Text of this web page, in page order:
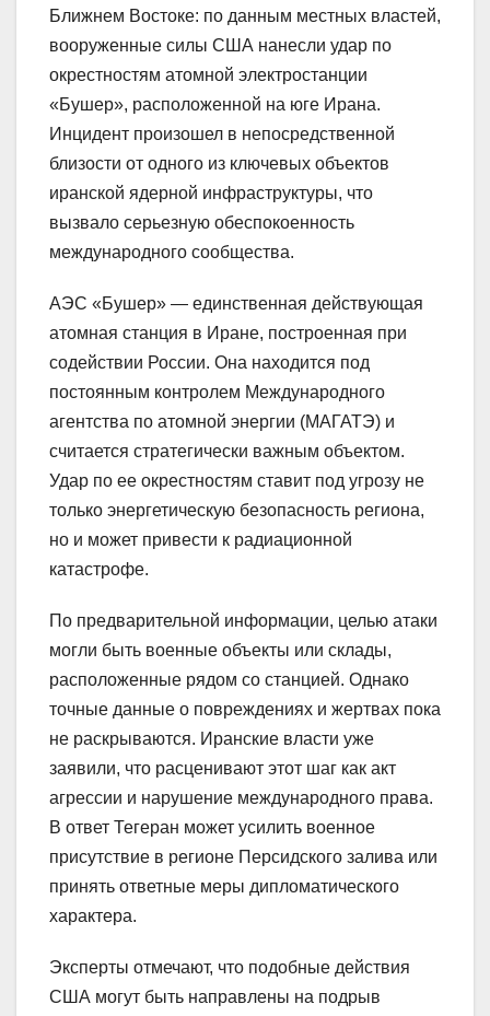
Ближнем Востоке: по данным местных властей,
вооруженные силы США нанесли удар по
окрестностям атомной электростанции
«Бушер», расположенной на юге Ирана.
Инцидент произошел в непосредственной
близости от одного из ключевых объектов
иранской ядерной инфраструктуры, что
вызвало серьезную обеспокоенность
международного сообщества.
АЭС «Бушер» — единственная действующая
атомная станция в Иране, построенная при
содействии России. Она находится под
постоянным контролем Международного
агентства по атомной энергии (МАГАТЭ) и
считается стратегически важным объектом.
Удар по ее окрестностям ставит под угрозу не
только энергетическую безопасность региона,
но и может привести к радиационной
катастрофе.
По предварительной информации, целью атаки
могли быть военные объекты или склады,
расположенные рядом со станцией. Однако
точные данные о повреждениях и жертвах пока
не раскрываются. Иранские власти уже
заявили, что расценивают этот шаг как акт
агрессии и нарушение международного права.
В ответ Тегеран может усилить военное
присутствие в регионе Персидского залива или
принять ответные меры дипломатического
характера.
Эксперты отмечают, что подобные действия
США могут быть направлены на подрыв